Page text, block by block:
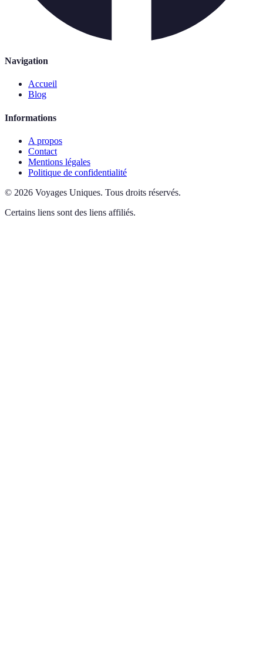
Navigation
Accueil
Blog
Informations
A propos
Contact
Mentions légales
Politique de confidentialité
© 2026 Voyages Uniques. Tous droits réservés.
Certains liens sont des liens affiliés.